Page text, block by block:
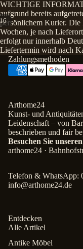
WICHTIGE
aufgrund bereits
persönlichem Kurier. Die
Wochen, je nach
erfolgt nur innerhalb
Liefertermin wird nach
Zahlungsmethoden
Arthome24
Kunst- und
Leidenschaft – von
beschrieben und fair
Besuchen Sie
arthome24 ·
Telefon & WhatsApp:
info@arthome24.de
Entdecken
Alle Artikel
Antike Möbel